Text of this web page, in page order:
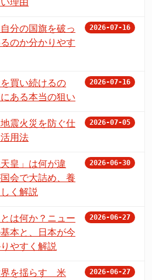
分の国旗を破っ
のか分かりやす
2026-07-16
買い続けるの
ある本当の狙い
2026-07-16
震火災を防ぐ仕
用法
2026-07-05
皇」は何が違
会で大詰め、養
く解説
2026-06-30
は何か？ニュー
本と、日本が今
やすく解説
2026-06-27
界を揺らす 米
2026-06-27